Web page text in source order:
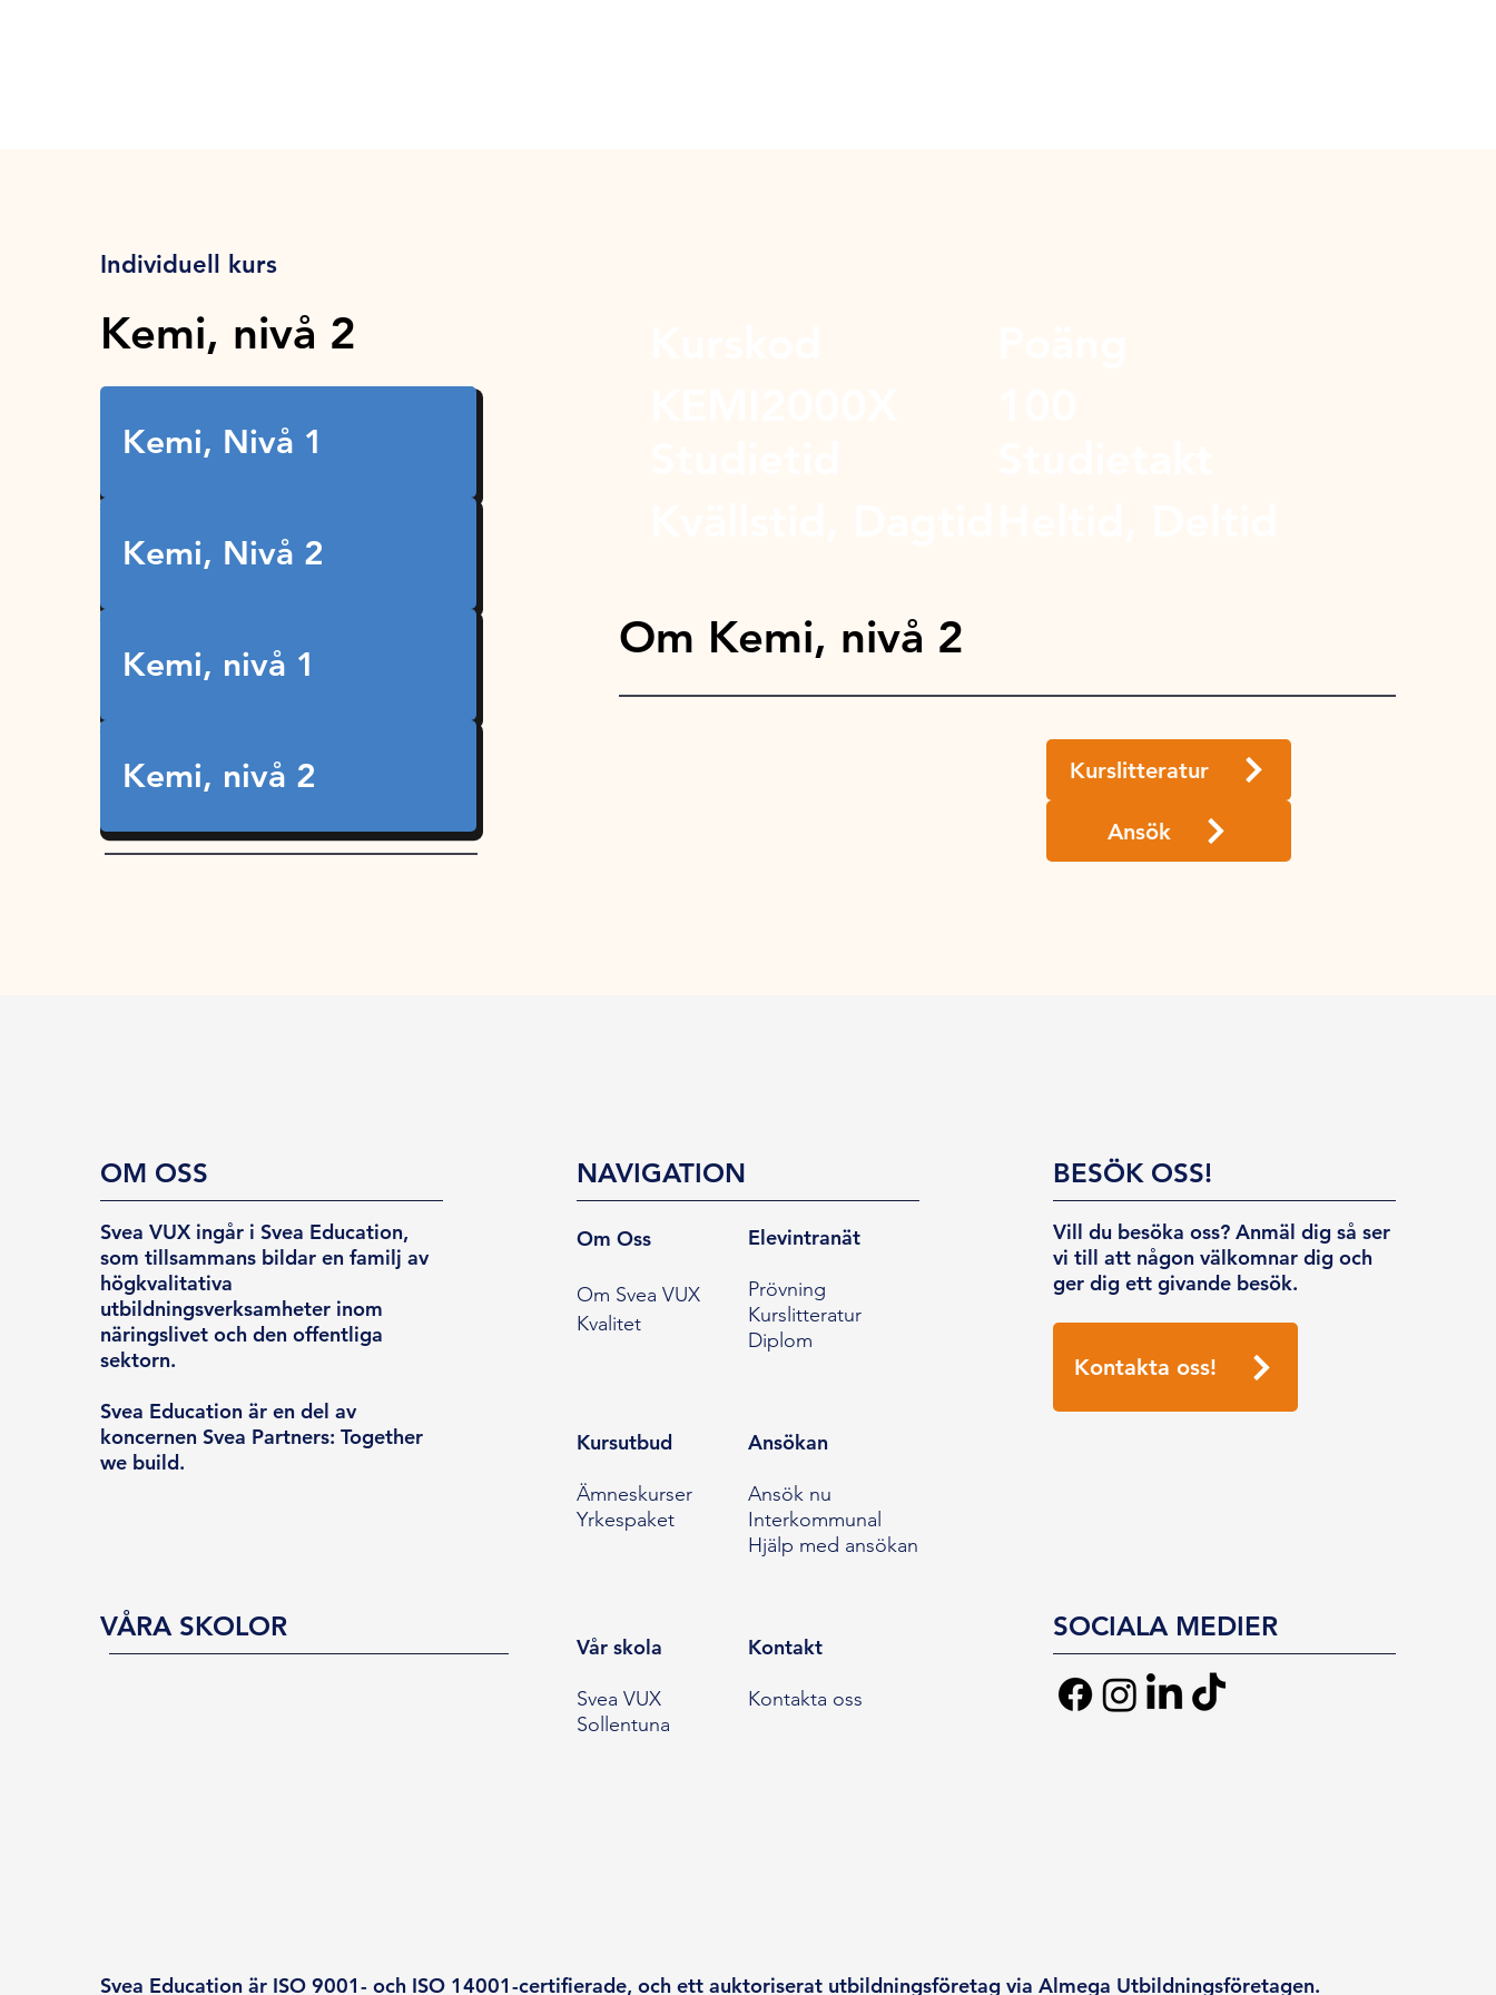
Individuell kurs
Kemi, nivå 2
Kemi, Nivå 1
Kemi, Nivå 2
Kemi, nivå 1
Kemi, nivå 2
Om Kemi, nivå 2
Kurslitteratur
Ansök
OM OSS
Svea VUX ingår i Svea Education,
som tillsammans bildar en familj av
högkvalitativa
utbildningsverksamheter inom
näringslivet och den offentliga
sektorn.
Svea Education är en del av
koncernen Svea Partners: Together
we build.
VÅRA SKOLOR
NAVIGATION
Om Oss
Om Svea VUX
Kvalitet
Elevintranät
Prövning
Kurslitteratur
Diplom
Kursutbud
Ämneskurser
Yrkespaket
Ansökan
Ansök nu
Interkommunal
Hjälp med ansökan
Vår skola
Svea VUX
Sollentuna
Kontakt
Kontakta oss
BESÖK OSS!
Vill du besöka oss? Anmäl dig så ser
vi till att någon välkomnar dig och
ger dig ett givande besök.
Kontakta oss!
SOCIALA MEDIER
Svea Education är ISO 9001- och ISO 14001-certifierade, och ett auktoriserat utbildningsföretag via Almega Utbildningsföretagen.